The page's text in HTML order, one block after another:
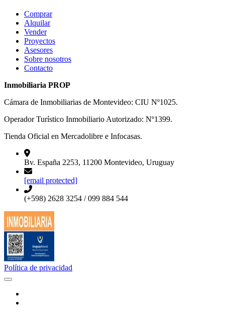
Comprar
Alquilar
Vender
Proyectos
Asesores
Sobre nosotros
Contacto
Inmobiliaria PROP
Cámara de Inmobiliarias de Montevideo: CIU Nº1025.
Operador Turístico Inmobiliario Autorizado: Nº1399.
Tienda Oficial en Mercadolibre e Infocasas.
Bv. España 2253, 11200 Montevideo, Uruguay
[email protected]
(+598) 2628 3254 / 099 884 544
Política de privacidad